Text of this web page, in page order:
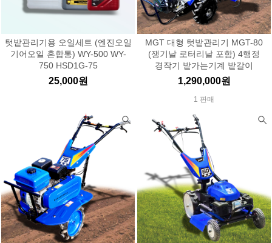
텃밭관리기용 오일세트 (엔진오일
기어오일 혼합통) WY-500 WY-
750 HSD1G-75
25,000원
MGT 대형 텃밭관리기 MGT-80
(쟁기날 로터리날 포함) 4행정
경작기 밭가는기계 밭갈이
1,290,000원
1 판매